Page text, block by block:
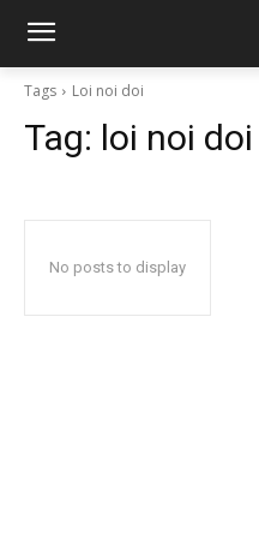
Tags Loi noi doi
Tag: loi noi doi
No posts to display